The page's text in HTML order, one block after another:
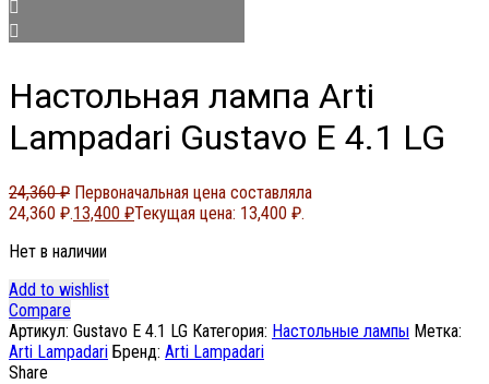
Настольная лампа Arti
Lampadari Gustavo E 4.1 LG
24,360₽ Первоначальная цена составляла
24,360 ₽.13,400 ₽Текущая цена: 13,400 ₽.
Нет в наличии
Add to wishlist
Compare
Артикул: Gustavo E 4.1 LG Категория: Настольные лампы Метка:
Arti Lampadari Бренд: Arti Lampadari
Share